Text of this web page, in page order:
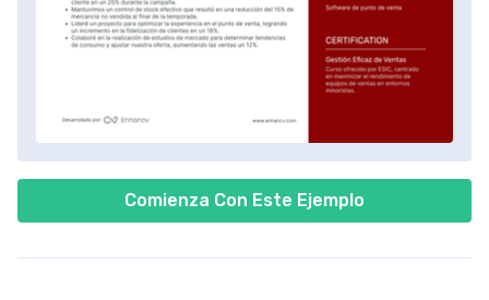
Comienza Con Este Ejemplo